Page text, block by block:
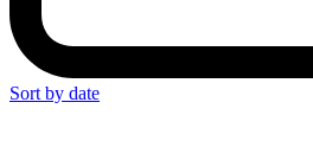
Sort by date